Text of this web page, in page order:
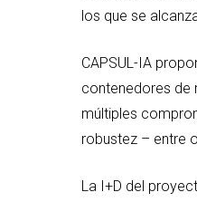
los que se
CAPSUL-IA
contenedores de
múltiples
robustez – entre
La I+D del